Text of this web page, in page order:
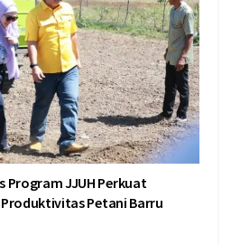
Program JJUH Perkuat
Petani Barru